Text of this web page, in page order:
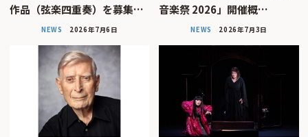
作品（弦楽四重奏）を募集…
NEWS 2026年7月6日
音楽祭 2026」開催概…
NEWS 2026年7月3日